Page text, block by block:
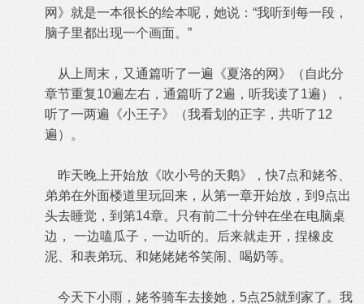
网》就是一本很长的绘本呢，她说：“我听到每一段，
脑子里都出现一个画面。”
从上周末，又通篇听了一遍《夏洛的网》（自此分
章节重复10遍左右，通篇听了2遍，听我读了1遍），
听了一两遍《小王子》（我看划的正字，共听了12
遍）。
昨天晚上开始放《吹小号的天鹅》，快7点和姥爷、
弟弟在外面楼道里玩回来，从第一章开始放，到9点出
头去睡觉，到第14章。只有前二十分钟在坐在电脑桌
边， 一边嗑瓜子，一边听的。后来就走开，捏橡皮
泥、和表弟玩、和姥姥姥爷笑闹、喝奶等。
今天下小雨，姥爷骑车去接她，5点25就到家了。我